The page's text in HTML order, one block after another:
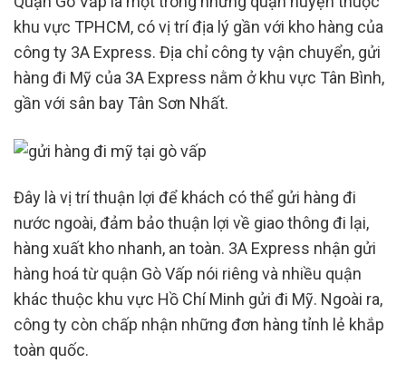
khu vực TPHCM, có vị trí địa lý gần với kho hàng của
công ty 3A Express. Địa chỉ công ty vận chuyển, gửi
hàng đi Mỹ của 3A Express nằm ở khu vực Tân Bình,
gần với sân bay Tân Sơn Nhất.
Đây là vị trí thuận lợi để khách có thể gửi hàng đi
nước ngoài, đảm bảo thuận lợi về giao thông đi lại,
hàng xuất kho nhanh, an toàn. 3A Express nhận gửi
hàng hoá từ quận Gò Vấp nói riêng và nhiều quận
khác thuộc khu vực Hồ Chí Minh gửi đi Mỹ. Ngoài ra,
công ty còn chấp nhận những đơn hàng tỉnh lẻ khắp
toàn quốc.